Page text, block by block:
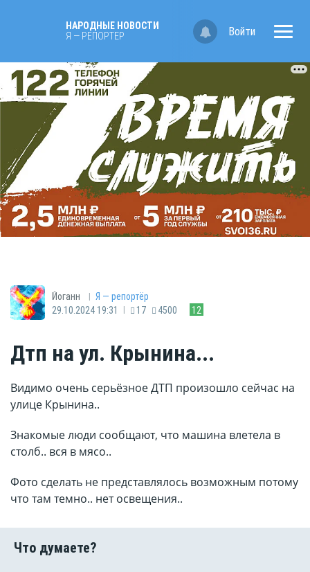
НАРОДНЫЕ НОВОСТИ
Я — РЕПОРТЁР
Войти
Йоганн | Я — репортёр
29.10.2024 19:31
| 17 4500 12
Дтп на ул. Крынина...
Видимо очень серьёзное ДТП произошло сейчас на
улице Крынина..
Знакомые люди сообщают, что машина влетела в
столб.. вся в мясо..
Фото сделать не представлялось возможным потому
что там темно.. нет освещения..